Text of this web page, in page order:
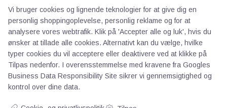
Bitva
Videncentre
Litteratur
Forkortelser
Ståbi
Værd at besøge
Vi bruger cookies og lignende teknologier for at give dig en
personlig shoppingoplevelse, personlig reklame og for at
analysere vores webtrafik. Klik på 'Accepter alle og luk', hvis du
ønsker at tillade alle cookies. Alternativt kan du vælge, hvilke
typer cookies du vil acceptere eller deaktivere ved at klikke på
Tilpas nedenfor. I overensstemmelse med kravene fra Googles
Business Data Responsibility Site sikrer vi gennemsigtighed og
kontrol over dine data.